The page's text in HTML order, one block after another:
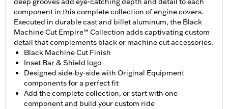
component in this complete collection of engine covers.
Executed in durable cast and billet aluminum, the Black
Machine Cut Empire™ Collection adds captivating custom
detail that complements black or machine cut accessories.
Black Machine Cut Finish
Inset Bar & Shield logo
Designed side-by-side with Original Equipment
components for a perfect fit
Add the complete collection, or start with one
component and build your custom ride